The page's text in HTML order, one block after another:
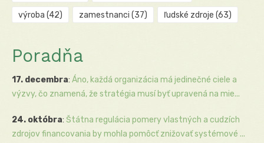
výroba (42) zamestnanci (37) ľudské zdroje (63)
Poradňa
17. decembra: Áno, každá organizácia má jedinečné ciele a
výzvy, čo znamená, že stratégia musí byť upravená na mie...
24. októbra: Štátna regulácia pomery vlastných a cudzích
zdrojov financovania by mohla pomôcť znižovať systémové ...